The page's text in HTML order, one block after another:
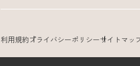
利用規約プライバシーポリシーサイトマッ